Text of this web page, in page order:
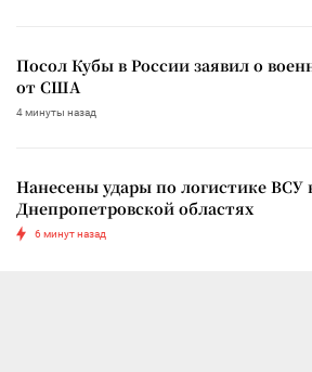
Посол Кубы в России заявил о
от США
4 минуты назад
Нанесены удары по логистике ВСУ
Днепропетровской областях
6 минут назад